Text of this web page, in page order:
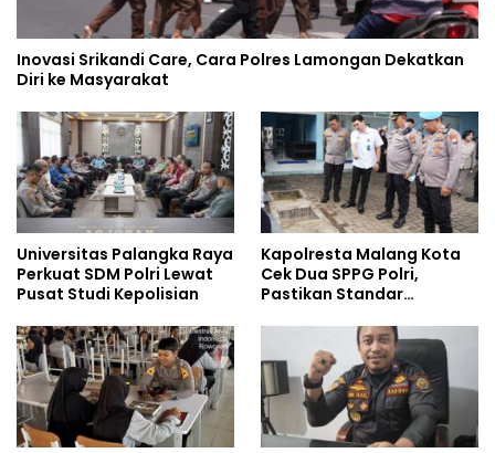
Inovasi Srikandi Care, Cara Polres Lamongan Dekatkan
Diri ke Masyarakat
Universitas Palangka Raya
Perkuat SDM Polri Lewat
Pusat Studi Kepolisian
Kapolresta Malang Kota
Cek Dua SPPG Polri,
Pastikan Standar
Pengelolaan Limbah
Berjalan Optimal